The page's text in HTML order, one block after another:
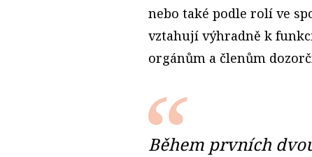
nebo také podle rolí ve
vztahují výhradně k
orgánům a členům
Během prvních